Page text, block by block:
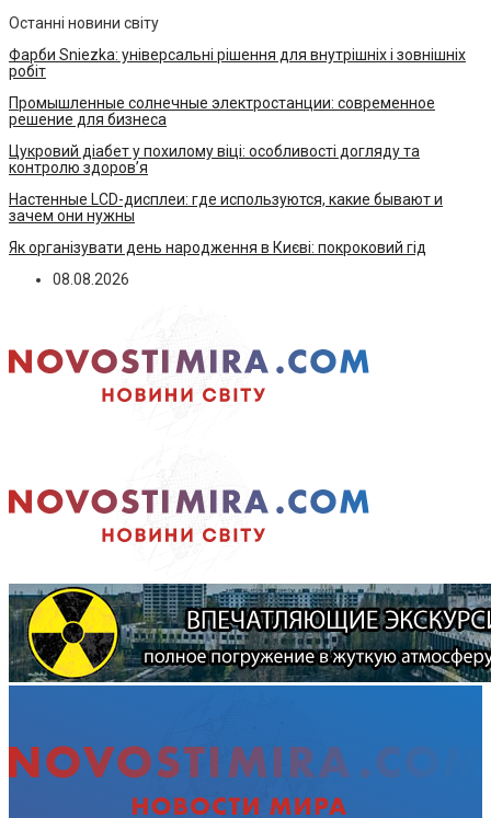
Останні новини світу
Фарби Sniezka: універсальні рішення для внутрішніх і зовнішніх
робіт
Промышленные солнечные электростанции: современное
решение для бизнеса
Цукровий діабет у похилому віці: особливості догляду та
контролю здоров’я
Настенные LCD-дисплеи: где используются, какие бывают и
зачем они нужны
Як організувати день народження в Києві: покроковий гід
08.08.2026